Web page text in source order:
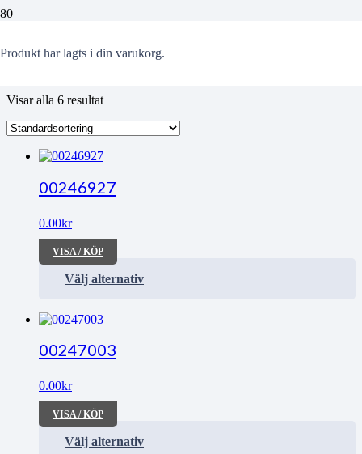
Produkt har lagts i din varukorg.
Sk
Visar alla 6 resultat
00246927
0.00kr
VISA / KÖP
Välj alternativ
00247003
0.00kr
VISA / KÖP
Välj alternativ